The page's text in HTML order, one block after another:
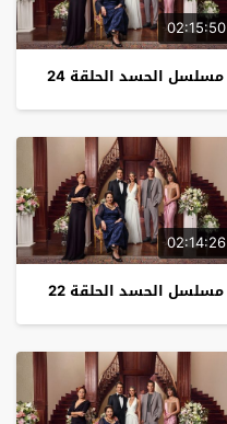
02:15:50
مسلسل الحسد الحلقة 24
02:14:26
مسلسل الحسد الحلقة 22